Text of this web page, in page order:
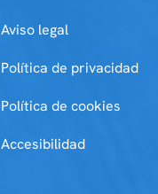
Aviso legal
Política de privacidad
Política de cookies
Accesibilidad